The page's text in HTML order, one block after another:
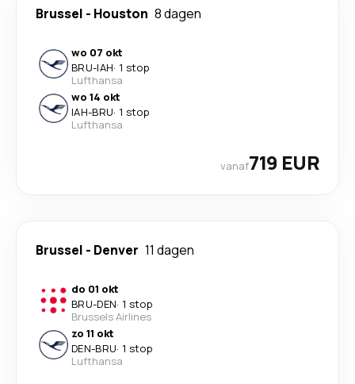
Brussel - Houston 8 dagen
wo 07 okt
BRU-IAH· 1 stop
Lufthansa
wo 14 okt
IAH-BRU· 1 stop
Lufthansa
vanaf719 EUR
Brussel - Denver 11 dagen
do 01 okt
BRU-DEN· 1 stop
Brussels Airlines
zo 11 okt
DEN-BRU· 1 stop
Lufthansa